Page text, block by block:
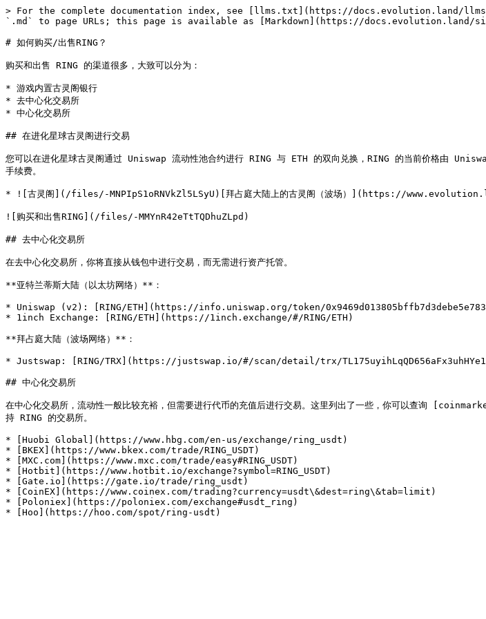
> For the complete documentation index, see [llms.txt](https://docs.evolution.land/
`.md` to page URLs; this page is available as [Markdown](https://
# 如何购买/出售RING？
购买和出售 RING 的渠道很多，大致可以分为：
* 游戏内置古灵阁银行
* 去中心化交易所
* 中心化交易所
## 在进化星球古灵阁进行交易
您可以在进化星球古灵阁通过 Uniswap 流动性池合约进行 RING 与 ETH 的双向兑换，RING 的当前价格由
手续费。
* ![古灵阁](/files/-MNPIpS1oRNVkZl5LSyU)[拜占庭大陆上的古灵阁（波场）](https://
![购买和出售RING](/files/-MMYnR42eTtTQDhuZLpd)
## 去中心化交易所
在去中心化交易所，你将直接从钱包中进行交易，而无需进行资产托管。
**亚特兰蒂斯大陆（以太坊网络）**：
* Uniswap (v2): [RING/ETH](https://info.uniswap.org/token/
* 1inch Exchange: [RING/ETH](https://1inch.exchange/#/RING/ETH)
**拜占庭大陆（波场网络）**：
* Justswap: [RING/TRX](https://justswap.io/#/scan/detail/trx/
## 中心化交易所
在中心化交易所，流动性一般比较充裕，但需要进行代币的充值后进行交易。这里列出了一些，你可以
持 RING 的交易所。
* [Huobi Global](https://www.hbg.com/en-us/exchange/ring_usdt)
* [BKEX](https://www.bkex.com/trade/RING_USDT)
* [MXC.com](https://www.mxc.com/trade/easy#RING_USDT)
* [Hotbit](https://www.hotbit.io/exchange?symbol=RING_USDT)
* [Gate.io](https://gate.io/trade/ring_usdt)
* [CoinEX](https://www.coinex.com/trading?currency=usdt\&dest=ring\&tab=limit)
* [Poloniex](https://poloniex.com/exchange#usdt_ring)